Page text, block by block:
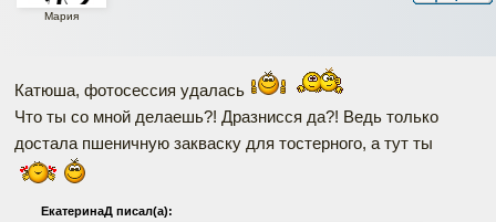
Мария
Катюша, фотосессия удалась
Что ты со мной делаешь?! Дразнисся да?! Ведь только
достала пшеничную закваску для тостерного, а тут ты
ЕкатеринаД писал(а):